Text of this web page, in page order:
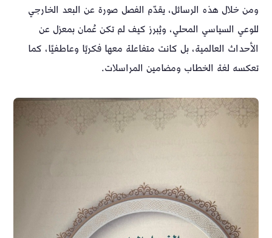
ومن خلال هذه الرسائل، يقدّم الفصل صورة عن البعد الخارجي
للوعي السياسي المحلي، ويُبرز كيف لم تكن عُمان بمعزل عن
الأحداث العالمية، بل كانت متفاعلة معها فكريًا وعاطفيًا، كما
تعكسه لغة الخطاب ومضامين المراسلات.